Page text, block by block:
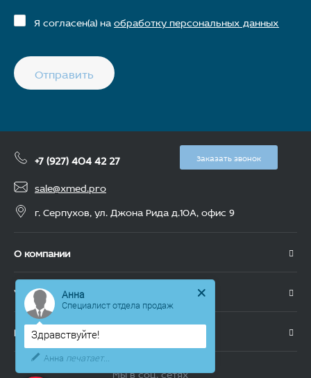
Отправить
Я согласен(а) наобработку персональных данных
+7 (927) 404 42 27 Заказать звонок
sale@xmed.pro
г. Серпухов, ул. Джона Рида д.10А, офис 9
О компании
Услуги
Каталог
Мы в соц. сетях
Анна
Специалист отдела продаж
Здравствуйте!
Анна печатает...